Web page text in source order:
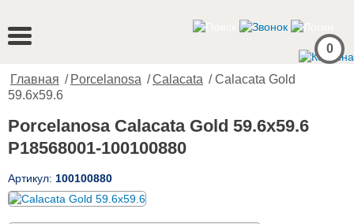
0
Главная / Porcelanosa /Calacata / Calacata Gold
59.6x59.6
Porcelanosa Calacata Gold 59.6x59.6
P18568001-100100880
Артикул: 100100880